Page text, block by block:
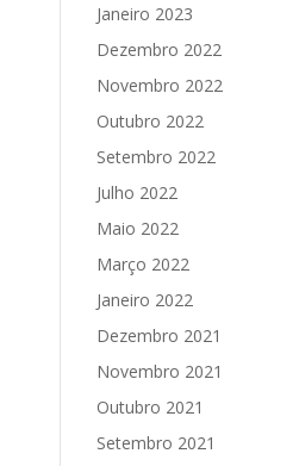
Janeiro 2023
Dezembro 2022
Novembro 2022
Outubro 2022
Setembro 2022
Julho 2022
Maio 2022
Março 2022
Janeiro 2022
Dezembro 2021
Novembro 2021
Outubro 2021
Setembro 2021